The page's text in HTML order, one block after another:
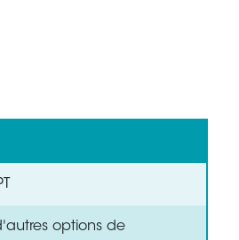
options de